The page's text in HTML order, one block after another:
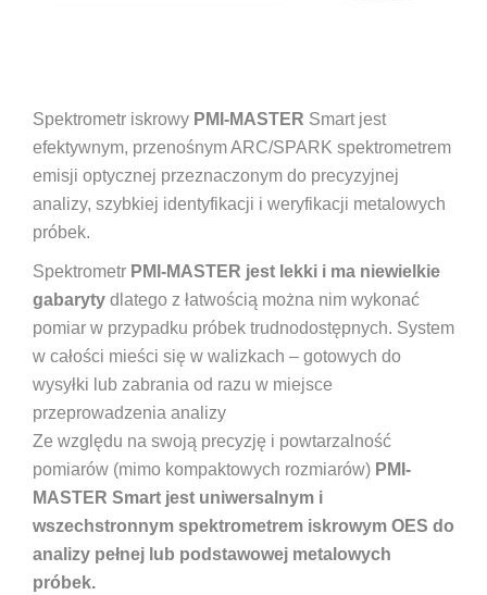
Spektrometr iskrowy PMI-MASTER Smart jest
efektywnym, przenośnym ARC/SPARK spektrometrem
emisji optycznej przeznaczonym do precyzyjnej
analizy, szybkiej identyfikacji i weryfikacji metalowych
próbek.
Spektrometr PMI-MASTER jest lekki i ma niewielkie
gabaryty dlatego z łatwością można nim wykonać
pomiar w przypadku próbek trudnodostępnych. System
w całości mieści się w walizkach – gotowych do
wysyłki lub zabrania od razu w miejsce
przeprowadzenia analizy
Ze względu na swoją precyzję i powtarzalność
pomiarów (mimo kompaktowych rozmiarów) PMI-
MASTER Smart jest uniwersalnym i
wszechstronnym spektrometrem iskrowym OES do
analizy pełnej lub podstawowej metalowych
próbek.